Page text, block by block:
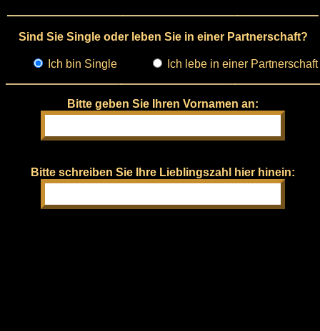
Sind Sie Single oder leben Sie in einer Partnerschaft?
Ich bin Single Ich lebe in einer Partnerschaft
Bitte geben Sie Ihren Vornamen an:
Bitte schreiben Sie Ihre Lieblingszahl hier hinein: